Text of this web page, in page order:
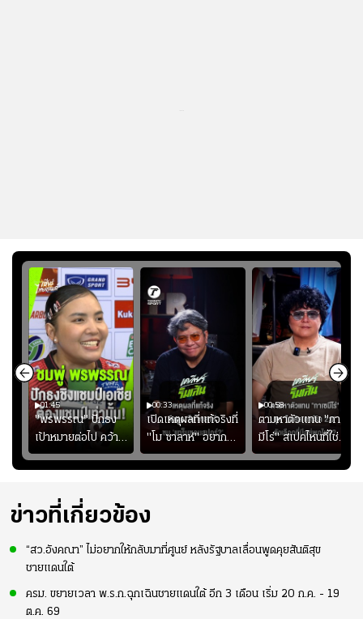
01:45
"พรพรรณ" ปักธง
เป้าหมายต่อไป คว้า
แชมป์ชิงแชมป์
เอเชีย เพื่อตั๋ว
00:33
เปิดเหตุผลที่แท้จริงที่
"โม ซาลาห์" อยาก
ย้ายซบ "แทร็บซอนส
ปอร์"
00:58
ตามหาตัวแทน "กาเซ
มีโร่" สเปคไหนที่ใช่
สำหรับแมนยูยุค
"คาร์ริค 2.0"?
ข่าวที่เกี่ยวข้อง
“สว.อังคณา” ไม่อยากให้กลับมาที่ศูนย์ หลังรัฐบาลเลื่อนพูดคุยสันติสุข
ชายแดนใต้
ครม. ขยายเวลา พ.ร.ก.ฉุกเฉินชายแดนใต้ อีก 3 เดือน เริ่ม 20 ก.ค. - 19
ต.ค. 69